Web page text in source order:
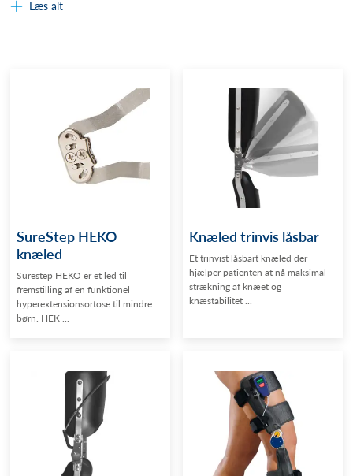
Læs alt
SureStep HEKO
knæled
Surestep HEKO er et led til
fremstilling af en funktionel
hyperextensionsortose til mindre
børn. HEK ...
Knæled trinvis låsbar
Et trinvist låsbart knæled der
hjælper patienten at nå maksimal
strækning af knæet og
knæstabilitet ...